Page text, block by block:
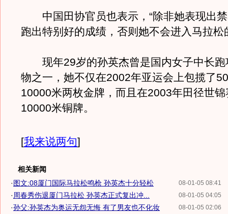
中国田协官员也表示，“除非她表现出禁
跑出特别好的成绩，否则她不会进入马拉松
现年29岁的孙英杰曾是国内女子中长跑
物之一，她不仅在2002年亚运会上包揽了
10000米两枚金牌，而且在2003年田径世
10000米铜牌。
[我来说两句]
相关新闻
08-01-05 08:41
·图文:08厦门国际马拉松鸣枪 孙英杰十分轻松
08-01-05 04:05
· 周春秀伤退厦门马拉松 孙英杰正式复出冲...
08-01-05 02:06
·孙父:孙英杰为奥运无怨无悔 有了男友也不化妆